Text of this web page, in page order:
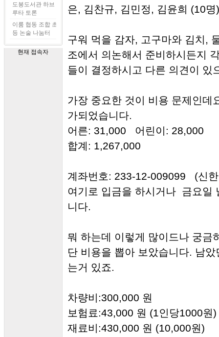
도봉도서관 하브
루타 토론
이룸 협동 조합 초
등 논술 나눔터
현재 접속자
은, 김찬규, 김민정, 김윤희 (10명)
구워 먹을 감자, 고구마와 김치,
조에서 의논해서 준비하시든지
들이 결정하시고 다른 의견이 있
가장 중요한 것이 비용 문제인데
가되었습니다.
어른: 31,000 어린이: 28,000
합계: 1,267,000
계좌번호: 233-12-009099 (신
여기로 입금을 하시거나 금요일
니다.
뭐 하는데 이렇게 많이드나 궁금
단 비용을 뽑아 보았습니다. 남
는거 있죠.
차량비:300,000 원
보험료:43,000 원 (1인당1000원)
재료비:430,000 원 (10,000원)